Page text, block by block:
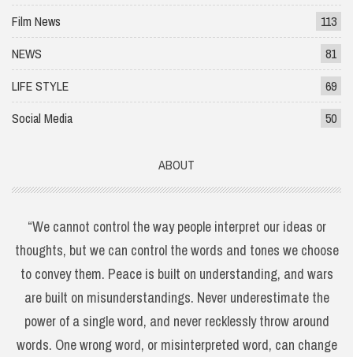
Film News
113
NEWS
81
LIFE STYLE
69
Social Media
50
ABOUT
“We cannot control the way people interpret our ideas or
thoughts, but we can control the words and tones we choose
to convey them. Peace is built on understanding, and wars
are built on misunderstandings. Never underestimate the
power of a single word, and never recklessly throw around
words. One wrong word, or misinterpreted word, can change